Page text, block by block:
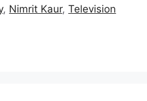
, Nimrit Kaur,Television